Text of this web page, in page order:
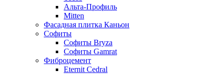
Альта-Профиль
Mitten
Фасадная плитка Каньон
Софиты
Софиты Bryza
Софиты Gamrat
Фиброцемент
Eternit Cedral